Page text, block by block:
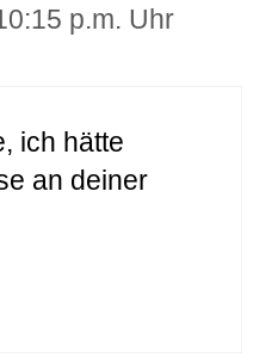
p.m. Uhr
ich hätte
an deiner